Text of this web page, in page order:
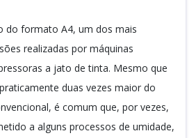
do formato A4, um dos mais
realizadas por máquinas
a jato de tinta. Mesmo que
duas vezes maior do
é comum que, por vezes,
a alguns processos de umidade,